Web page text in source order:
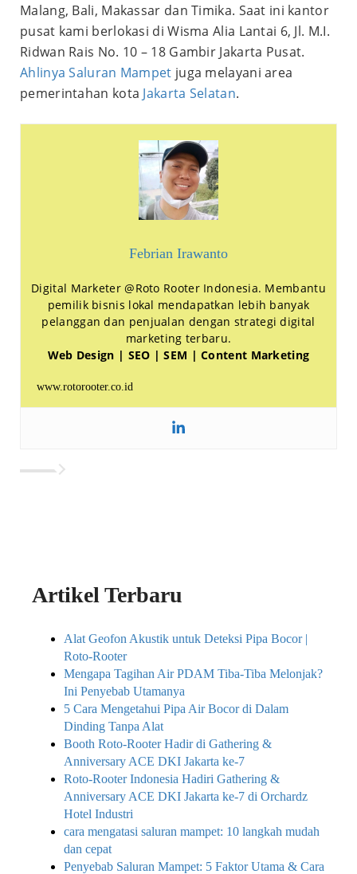
Malang, Bali, Makassar dan Timika. Saat ini kantor
pusat kami berlokasi di Wisma Alia Lantai 6, Jl. M.I.
Ridwan Rais No. 10 – 18 Gambir Jakarta Pusat.
Ahlinya Saluran Mampet juga melayani area
pemerintahan kota Jakarta Selatan.
Febrian Irawanto
Digital Marketer @Roto Rooter Indonesia. Membantu
pemilik bisnis lokal mendapatkan lebih banyak
pelanggan dan penjualan dengan strategi digital
marketing terbaru.
Web Design | SEO | SEM | Content Marketing
www.rotorooter.co.id
Artikel Terbaru
Alat Geofon Akustik untuk Deteksi Pipa Bocor |
Roto-Rooter
Mengapa Tagihan Air PDAM Tiba-Tiba Melonjak?
Ini Penyebab Utamanya
5 Cara Mengetahui Pipa Air Bocor di Dalam
Dinding Tanpa Alat
Booth Roto-Rooter Hadir di Gathering &
Anniversary ACE DKI Jakarta ke-7
Roto-Rooter Indonesia Hadiri Gathering &
Anniversary ACE DKI Jakarta ke-7 di Orchardz
Hotel Industri
cara mengatasi saluran mampet: 10 langkah mudah
dan cepat
Penyebab Saluran Mampet: 5 Faktor Utama & Cara